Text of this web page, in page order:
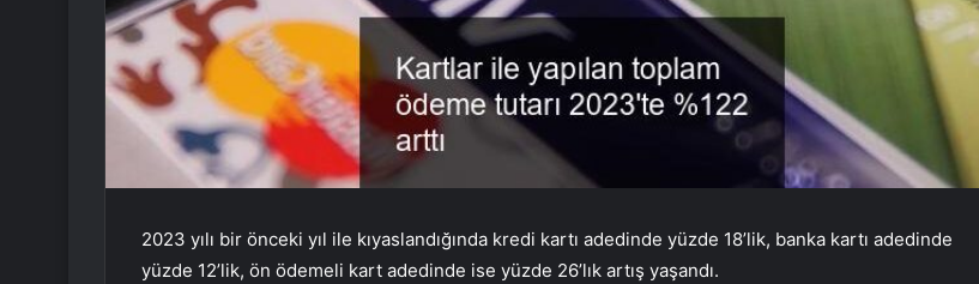
2023 yılı bir önceki yıl ile kıyaslandığında kredi kartı adedinde yüzde 18’lik, banka kartı adedinde
yüzde 12’lik, ön ödemeli kart adedinde ise yüzde 26’lık artış yaşandı.